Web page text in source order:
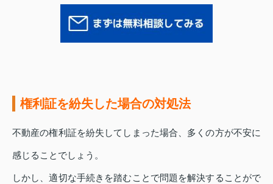
権利証を紛失した場合の対処法
不動産の権利証を紛失してしまった場合、多くの方が不安に
感じることでしょう。
しかし、適切な手続きを踏むことで問題を解決することがで